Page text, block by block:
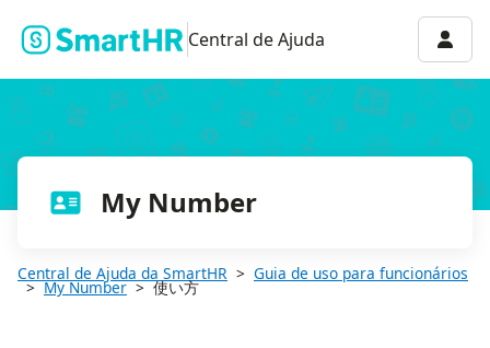
Central de Ajuda
My Number
Central de Ajuda da SmartHR Guia de uso para funcionários
My Number 使い方